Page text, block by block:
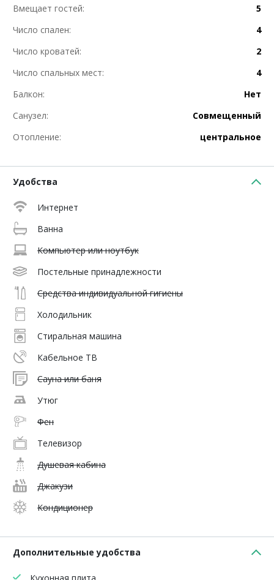
Вмещает гостей:
5
Число спален:
4
Число кроватей:
2
Число спальных мест:
4
Балкон:
Нет
Санузел:
Совмещенный
Отопление:
центральное
Удобства
Интернет
Ванна
Компьютер или ноутбук
Постельные принадлежности
Средства индивидуальной гигиены
Холодильник
Стиральная машина
Кабельное ТВ
Сауна или баня
Утюг
Фен
Телевизор
Душевая кабина
Джакузи
Кондиционер
Дополнительные удобства
Кухонная плита